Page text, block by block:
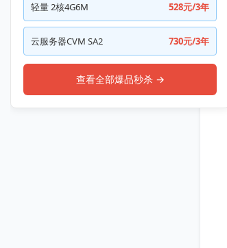
轻量 2核4G6M 528元/3年
云服务器CVM SA2 730元/3年
查看全部爆品秒杀 →